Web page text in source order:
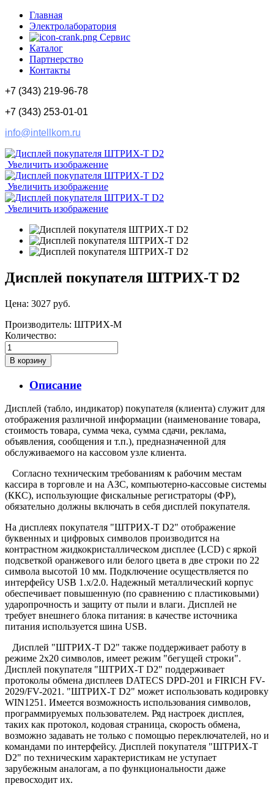
Главная
Электролаборатория
Сервис
Каталог
Партнерство
Контакты
+7 (343) 219-96-78
+7 (343) 253-01-01
info@intellkom.ru
Увеличить изображение
Увеличить изображение
Увеличить изображение
Дисплей покупателя ШТРИХ-Т D2
Цена: 3027 руб.
Производитель: ШТРИХ-М
Количество:
Описание
Дисплей (табло, индикатор) покупателя (клиента) служит для
отображения различной информации (наименование товара,
стоимость товара, сумма чека, сумма сдачи, реклама,
объявления, сообщения и т.п.), предназначенной для
обслуживаемого на кассовом узле клиента.
Согласно техническим требованиям к рабочим местам
кассира в торговле и на АЗС, компьютерно-кассовые системы
(ККС), использующие фискальные регистраторы (ФР),
обязательно должны включать в себя дисплей покупателя.
На дисплеях покупателя "ШТРИХ-Т D2" отображение
буквенных и цифровых символов производится на
контрастном жидкокристаллическом дисплее (LCD) с яркой
подсветкой оранжевого или белого цвета в две строки по 22
символа высотой 10 мм. Подключение осуществляется по
интерфейсу USB 1.х/2.0. Надежный металлический корпус
обеспечивает повышенную (по сравнению с пластиковыми)
ударопрочность и защиту от пыли и влаги. Дисплей не
требует внешнего блока питания: в качестве источника
питания используется шина USB.
Дисплей "ШТРИХ-Т D2" также поддерживает работу в
режиме 2x20 символов, имеет режим "бегущей строки".
Дисплей покупателя "ШТРИХ-Т D2" поддерживает
протоколы обмена дисплеев DATECS DPD-201 и FIRICH FV-
2029/FV-2021. "ШТРИХ-Т D2" может использовать кодировку
WIN1251. Имеется возможность использования символов,
программируемых пользователем. Ряд настроек дисплея,
таких как протокол, кодовая страница, скорость обмена,
возможно задавать не только с помощью переключателей, но и
командами по интерфейсу. Дисплей покупателя "ШТРИХ-Т
D2" по техническим характеристикам не уступает
зарубежным аналогам, а по функциональности даже
превосходит их.